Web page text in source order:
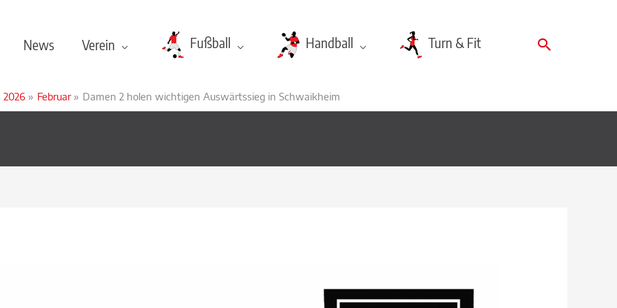
News Verein Fußball Handball Turn & Fit Suchen
2026 Februar Damen 2 holen wichtigen Auswärtssieg in Schwaikheim